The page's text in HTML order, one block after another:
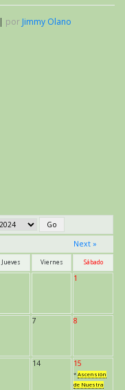
| por Jimmy Olano
Next »
Jueves Viernes Sábado
1
7 8
14 15
* Ascensión
de Nuestra